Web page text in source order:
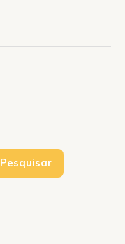
Pesquisar